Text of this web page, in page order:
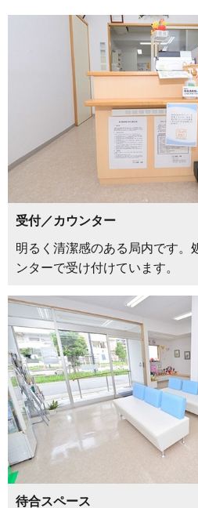
受付／カウンター
明るく清潔感のある局内です。
ンターで受け付けています。
待合スペース